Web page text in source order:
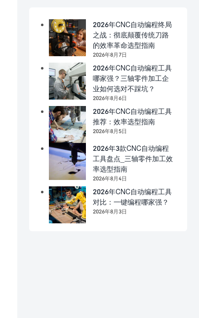
2026年CNC自动编程终局
之战：彻底颠覆传统刀路
的效率革命选型指南
2026年8月7日
2026年CNC自动编程工具
哪家强？三轴零件加工企
业如何选对不踩坑？
2026年8月6日
2026年CNC自动编程工具
推荐：效率选型指南
2026年8月5日
2026年3款CNC自动编程
工具盘点_三轴零件加工效
率选型指南
2026年8月4日
2026年CNC自动编程工具
对比：一键编程哪家强？
2026年8月3日